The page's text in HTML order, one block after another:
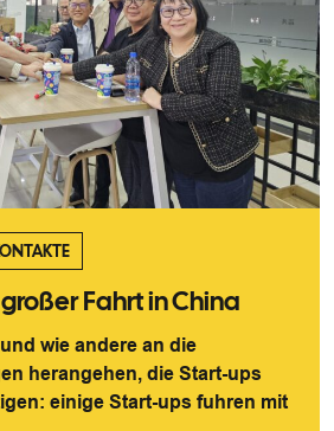
Fahrt in China
wie andere an die
herangehen, die Start-ups
einige Start-ups fuhren mit